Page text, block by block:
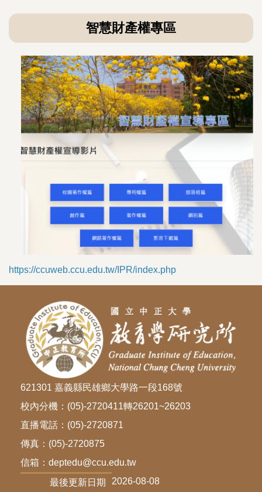
智慧財產權專區
https://ccuweb.ccu.edu.tw/IPR/index.php
621301 嘉義縣民雄鄉大學路一段168號
校內分機：(05)-2720411轉26201~26203
直播電話：(05)-2720871
傳真：(05)-2720875
信箱：deptedu@ccu.edu.tw
最後更新日期
2026-08-08